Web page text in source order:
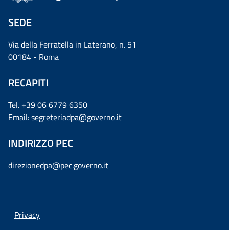
SEDE
Via della Ferratella in Laterano, n. 51
00184 - Roma
RECAPITI
Tel. +39 06 6779 6350
Email:segreteriadpa@governo.it
INDIRIZZO PEC
direzionedpa@pec.governo.it
Privacy